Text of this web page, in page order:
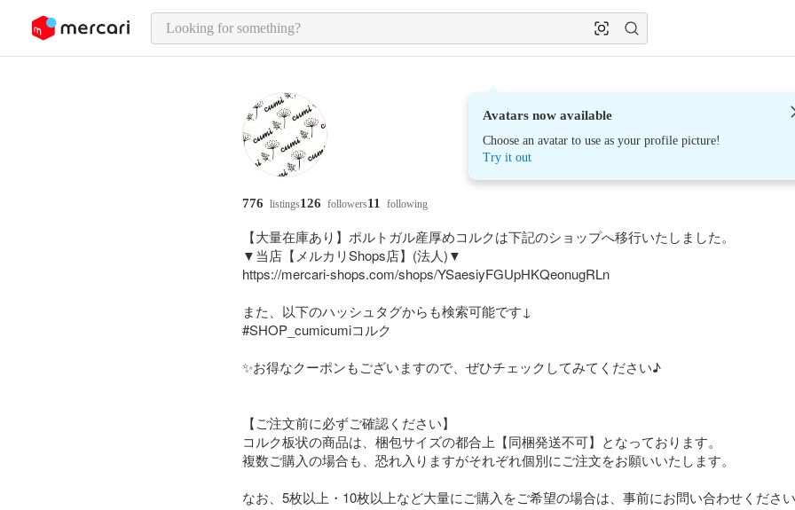
page content
Avatars now available
Choose an avatar to use as your profile picture!
Try it out
776 listings126 followers11 following
【大量在庫あり】ポルトガル産厚めコルクは下記のショップへ移行いたしました。
▼当店【メルカリShops店】(法人)▼
https://mercari-shops.com/shops/YSaesiyFGUpHKQeonugRLn
また、以下のハッシュタグからも検索可能です↓
#SHOP_cumicumiコルク
✨お得なクーポンもございますので、ぜひチェックしてみてください♪
【ご注文前に必ずご確認ください】
コルク板状の商品は、梱包サイズの都合上【同梱発送不可】となっております。
複数ご購入の場合も、恐れ入りますがそれぞれ個別にご注文をお願いいたします。
なお、5枚以上・10枚以上など大量にご購入をご希望の場合は、事前にお問い合わせください